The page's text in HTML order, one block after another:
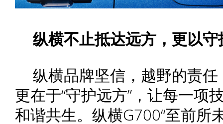
纵横不止抵达远方，更以
纵横品牌坚信，越野的责任
更在于“守护远方”，让每一项
和谐共生。纵横G700“至前所